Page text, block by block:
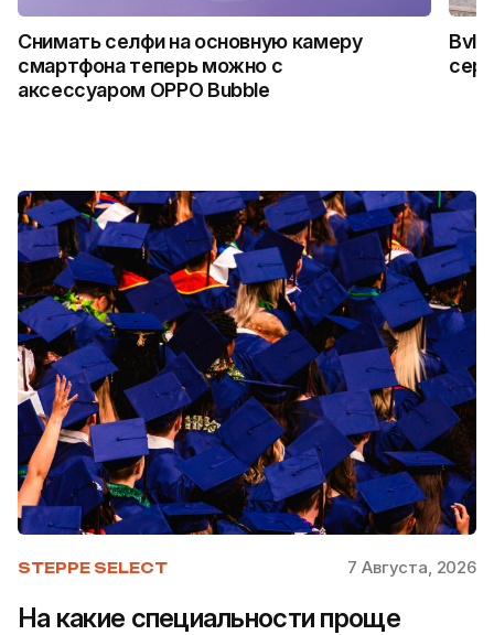
Снимать селфи на основную камеру
смартфона теперь можно с
аксессуаром OPPO Bubble
STEPPE SELECT 7 Августа, 2026
На какие специальности проще